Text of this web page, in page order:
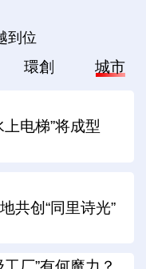
到位
環創 城市
上电梯”将成型
共创“同里诗光”